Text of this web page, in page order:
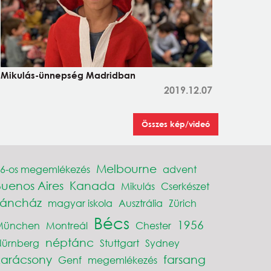
Mikulás-ünnepség Madridban
2019.12.07
Összes kép/videó
os megemlékezés Melbourne advent
Aires Kanada Mikulás Cserkészet
magyar iskola Ausztrália Zürich
Montreál Bécs Chester 1956
néptánc Stuttgart Sydney
Genf megemlékezés farsang